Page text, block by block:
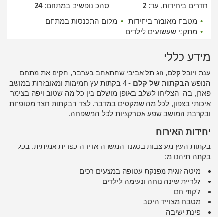
חדרים ביחידות, עד: 2 סהכ נופשים במתחם:24
• מטבח מאובזר ביחידות • מקום התכנסות במתחם
• מתקני שעשועים לילדים
מידע כללי
ענת ויובל קלם, זוג תל אביבי שהתאהב בערבה, הקים את מתחם
הנופש הבקתות של קלם
- 4 בקתות עץ חמימות ומאובזרות במושב
פארן, בהן הצליחו לשלב באופן מושלם בין כל מה שטוב ויפה בצימר
איכותי בצפון, לכל מה שמקסים במדבר. לצד הבקתות חצר מטופחת
ובקרבת המושב שפע אטרקציות לכל המשפחה.
יחידות האירוח
בקתות העץ מעוצבות בסגנון המשרה אווירה כפרית אמיתית. בכל
בקתה תיהנו מ:
מיטה זוגית מפנקת עטופה במצעים רכים
גלריית שינה נוחה ונעימה לילדים
ג'קוזי חם
מטבח מצוייד היטב
פינת ישיבה